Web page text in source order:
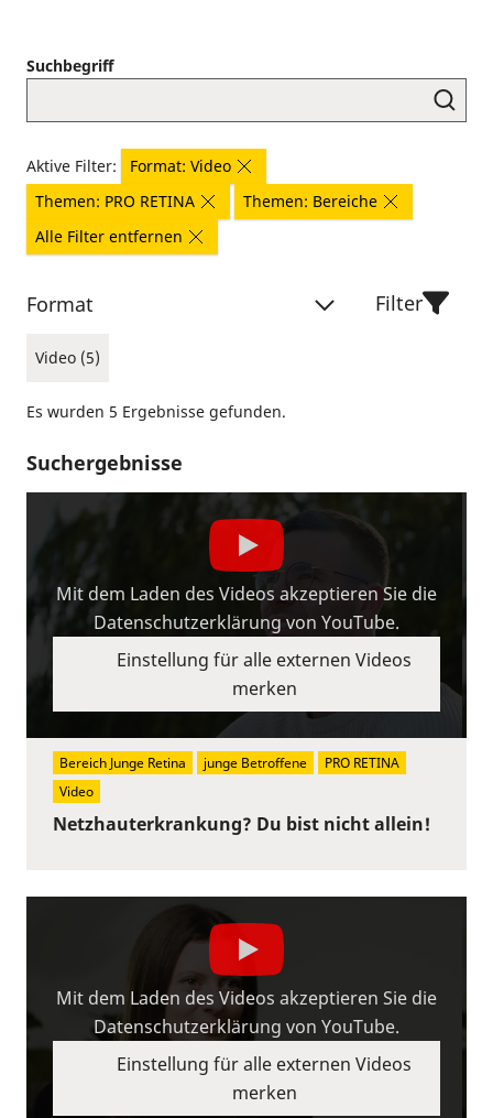
Suchbegriff
Aktive Filter:
Format: Video
Themen: PRO RETINA
Themen: Bereiche
Alle Filter entfernen
Format
Video (5)
Filter
Es wurden 5 Ergebnisse gefunden.
Suchergebnisse
Netzhauterkrankung? Du bist nicht allein!
Mit dem Laden des Videos akzeptieren Sie die
Datenschutzerklärung von YouTube.
Einstellung für alle externen Videos
merken
Bereich Junge Retina junge Betroffene
PRO RETINA
Video
Mit dem Laden des Videos akzeptieren Sie die
Datenschutzerklärung von YouTube.
Einstellung für alle externen Videos
merken